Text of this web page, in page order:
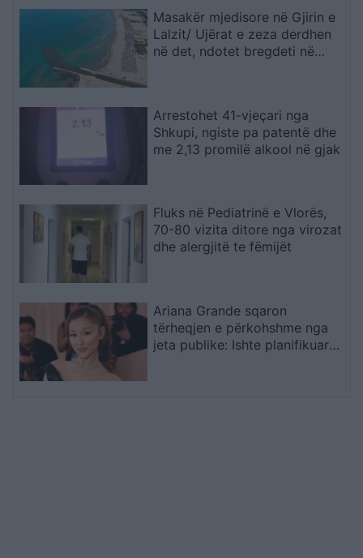
Masakër mjedisore në Gjirin e
Lalzit/ Ujërat e zeza derdhen
në det, ndotet bregdeti në
Arrestohet 41-vjeçari nga
Shkupi, ngiste pa patentë dhe
me 2,13 promilë alkool në gjak
Fluks në Pediatrinë e Vlorës,
70-80 vizita ditore nga virozat
dhe alergjitë te fëmijët
Ariana Grande sqaron
tërheqjen e përkohshme nga
jeta publike: Ishte planifikuar